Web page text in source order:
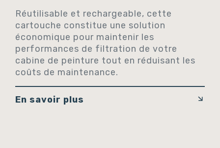
Réutilisable et rechargeable, cette
cartouche constitue une solution
économique pour maintenir les
performances de filtration de votre
cabine de peinture tout en réduisant les
coûts de maintenance.
En savoir plus